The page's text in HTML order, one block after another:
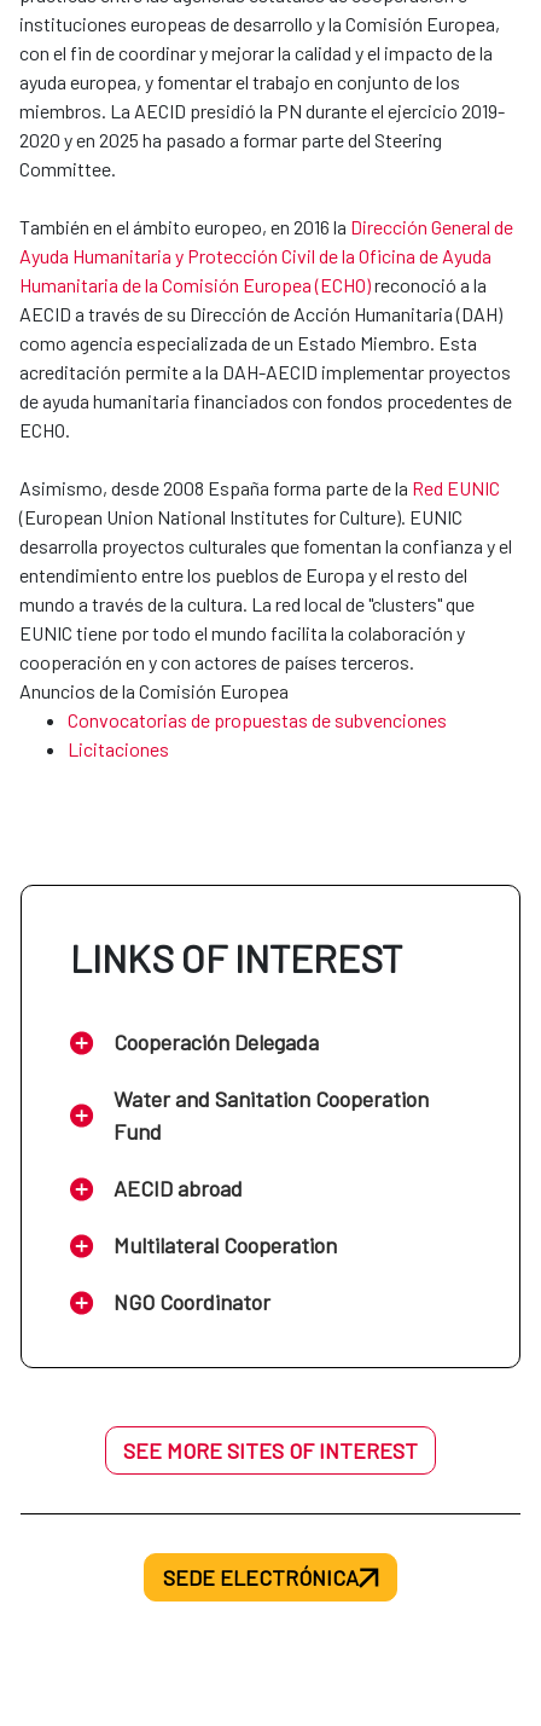
instituciones europeas de desarrollo y la Comisión Europea,
con el fin de coordinar y mejorar la calidad y el impacto de la
ayuda europea, y fomentar el trabajo en conjunto de los
miembros. La AECID presidió la PN durante el ejercicio 2019-
2020 y en 2025 ha pasado a formar parte del Steering
Committee.
También en el ámbito europeo, en 2016 la Dirección General de
Ayuda Humanitaria y Protección Civil de la Oficina de Ayuda
Humanitaria de la Comisión Europea (ECHO)reconoció a la
AECID a través de su Dirección de Acción Humanitaria (DAH)
como agencia especializada de un Estado Miembro. Esta
acreditación permite a la DAH-AECID implementar proyectos
de ayuda humanitaria financiados con fondos procedentes de
ECHO.
Asimismo, desde 2008 España forma parte de la Red EUNIC
(European Union National Institutes for Culture). EUNIC
desarrolla proyectos culturales que fomentan la confianza y el
entendimiento entre los pueblos de Europa y el resto del
mundo a través de la cultura. La red local de "clusters" que
EUNIC tiene por todo el mundo facilita la colaboración y
cooperación en y con actores de países terceros.
Anuncios de la Comisión Europea
Convocatorias de propuestas de subvenciones
Licitaciones
LINKS OF INTEREST
Cooperación Delegada
Water and Sanitation Cooperation
Fund
AECID abroad
Multilateral Cooperation
NGO Coordinator
SEE MORE SITES OF INTEREST
SEDE ELECTRÓNICA